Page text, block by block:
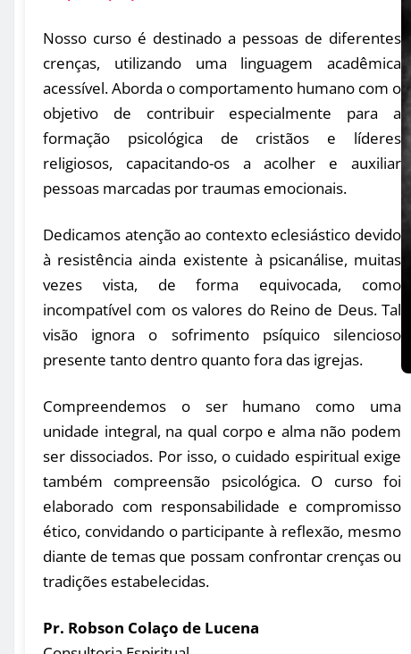
Nosso curso é destinado a pessoas de diferentes
crenças, utilizando uma linguagem acadêmica
acessível. Aborda o comportamento humano com o
objetivo de contribuir especialmente para a
formação psicológica de cristãos e líderes
religiosos, capacitando-os a acolher e auxiliar
pessoas marcadas por traumas emocionais.
Dedicamos atenção ao contexto eclesiástico devido
à resistência ainda existente à psicanálise, muitas
vezes vista, de forma equivocada, como
incompatível com os valores do Reino de Deus. Tal
visão ignora o sofrimento psíquico silencioso
presente tanto dentro quanto fora das igrejas.
Compreendemos o ser humano como uma
unidade integral, na qual corpo e alma não podem
ser dissociados. Por isso, o cuidado espiritual exige
também compreensão psicológica. O curso foi
elaborado com responsabilidade e compromisso
ético, convidando o participante à reflexão, mesmo
diante de temas que possam confrontar crenças ou
tradições estabelecidas.
Pr. Robson Colaço de Lucena